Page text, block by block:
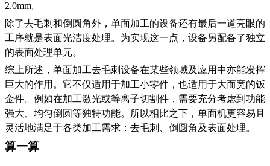
2.0mm。
除了去毛刺和倒圆角外，单面加工的设备还有最后一道亮眼的
工序就是表面光洁度处理。为实现这一点，设备另配备了独立
的表面处理单元。
综上所述，单面加工去毛刺设备在某些领域及应用中亦能发挥
巨大的作用。它不仅适用于加工小零件，也适用于大而宽的钣
金件。例如在加工激光或等离子切割件，需要充分考虑到功能
强大、均匀倒圆等独特功能。所以相比之下，单面机更容易且
灵活地满足于各类加工需求：去毛刺、倒圆角及表面处理。
算一算